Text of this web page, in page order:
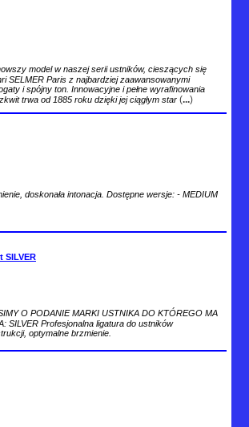
model w naszej serii ustników, cieszących się
SELMER Paris z najbardziej zaawansowanymi
i spójny ton. Innowacyjne i pełne wyrafinowania
trwa od 1885 roku dzięki jej ciągłym star (...)
doskonała intonacja. Dostępne wersje: - MEDIUM
SILVER
O PODANIE MARKI USTNIKA DO KTÓREGO MA
SILVER Profesjonalna ligatura do ustników
optymalne brzmienie.